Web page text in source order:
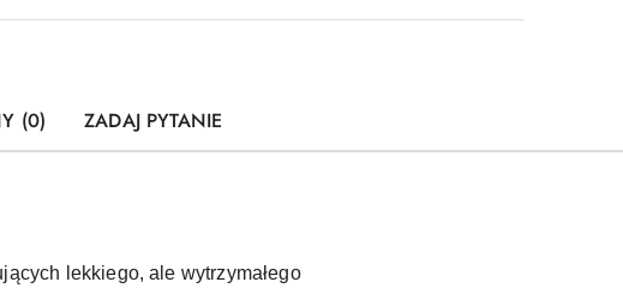
(0) ZADAJ PYTANIE
lekkiego, ale wytrzymałego